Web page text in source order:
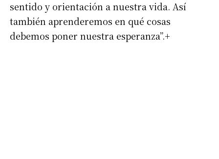
Nombre
Apellidos
sentido y orientación a nuestra vida. Así
también aprenderemos en qué cosas
debemos poner nuestra esperanza”.+